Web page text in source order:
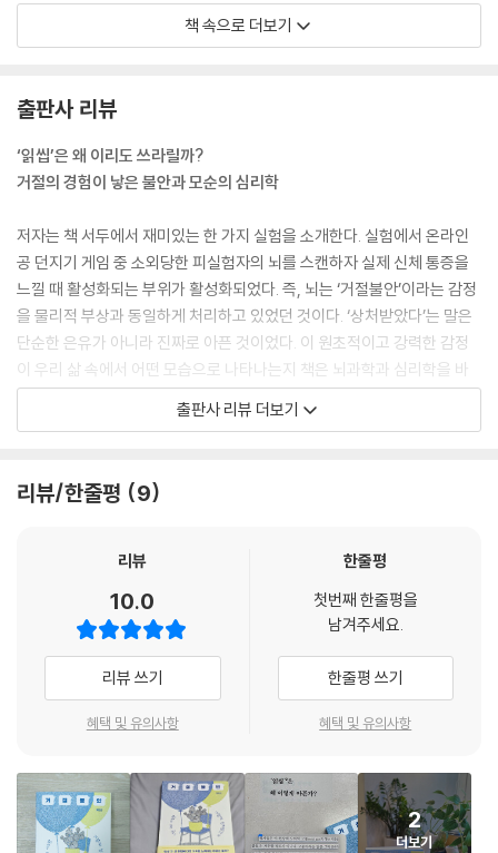
낀다. 그들에게 의존은 단순한 결정 장애가 아니라 존재의 위임이다. 이들
은 삶에서 중대한 결정을 내릴 때조차 끊임없이 타인의 조언이나 승인을
--- p.87
“한국에서는 이를 대인공포 또는 대인기피증이라 부른다. 다만 이 말을 병
이야’라고 순화해 표현하는 경우가 많다. 체면의 세계에서는 병보다 병에
따른 평판이 더 무섭기 때문이다. 하지만 용인되는 범위를 넘어선 불안이
학업, 직장, 대인관계에 지장을 초래할 경우, 이는 명백한 병리로 간주되어
야 한다. 결국 우리는 남들에게 괜찮아 보이려고 너무 오래 애쓴 나머지 정
말로 괜찮지 않게 되었다.”
--- p.153
“동양적 체면과 서구식 자기표현을 모두 만족시키려면 감정 표현을 철저
히 계산해야 한다. 이력서에는 겸손한 팀플레이어라고 쓰고, 면접장에서는
결과는 이중의 거절불안이다. 하나는 ‘왜 이렇게 나대냐’는 평가를 받을까
“우리가 느끼는 죄책감, 수치심, 자기비난은 순수한 개인의 감정이 아니
다. 그것은 사회가 우리 안에 심어놓은 통제 장치의 작동음이다. 거절불안
은 이 모든 것의 집약체다. 우리는 실제로 거절당하기 전에 이미 불안해한
다. 내 안의 감시자가 거절의 위험성을 경고하기 때문이다. 이 내면의 목소
리는 누구의 것인가? 부모, 선생님, 사회, 그리고 나 자신이 뒤섞인 합창이
해.’”
--- p.287
책 속으로 더보기
출판사 리뷰
‘읽씹’은 왜 이리도 쓰라릴까?
거절의 경험이 낳은 불안과 모순의 심리학
저자는 책 서두에서 재미있는 한 가지 실험을 소개한다. 실험에서 온라인
공 던지기 게임 중 소외당한 피실험자의 뇌를 스캔하자 실제 신체 통증을
느낄 때 활성화되는 부위가 활성화되었다. 즉, 뇌는 ‘거절불안’이라는 감정
을 물리적 부상과 동일하게 처리하고 있었던 것이다. ‘상처받았다’는 말은
단순한 은유가 아니라 진짜로 아픈 것이었다. 이 원초적이고 강력한 감정
이 우리 삶 속에서 어떤 모습으로 나타나는지 책은 뇌과학과 심리학을 바
탕으로 정신의학과 진화인류학, 나아가 문화와 종교의 렌즈를 통해 다양한
관점에서 입체적으로 추적한다. 이를 통해 거절에 대한 두려움을 통찰로
○○인격장애는
의 변주에 각각의 진단명을 붙여준다. 일상적인 대화뿐 아니라 식당에서
메뉴를 고르는 것조차 부담스러워하는 사회불안장애, 거절당하기 전에 먼
저 모든 관계를 끊어내는 회피성 인격장애, 버림받을까 봐 끝까지 매달리
는 의존성 인격장애, 한 사람에게 집착하는 분리불안장애, 감정의 극단을
오가는 경계선 인격장애, 자신의 얼굴을 바라보면서 타인의 시선을 갈구하
감정의 스핀오프다. 진단명은 감정의 미로를 걷는 우리가 의지할 수 있는
표지판이 되어주고, 현재 내가 겪는 문제를 객관적으로 판단할 수 있게 도
와준다.
출판사 리뷰 더보기
리뷰/한줄평 9
리뷰
10.0
리뷰 쓰기
혜택 및 유의사항
한줄평
첫번째 한줄평을
남겨주세요.
한줄평 쓰기
혜택 및 유의사항
2
더보기